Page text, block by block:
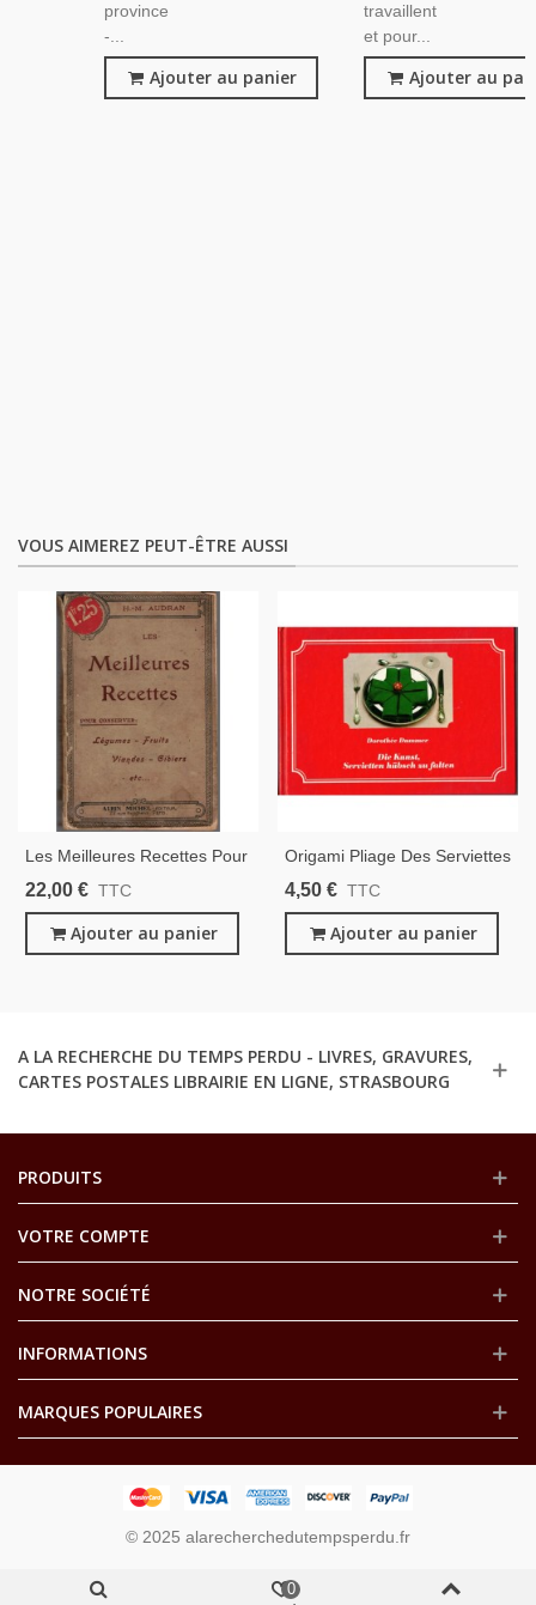
province
-...
Ajouter au panier
travaillent
et pour...
Ajouter au
VOUS AIMEREZ PEUT-ÊTRE AUSSI
Les Meilleures Recettes Pour
Conserver Légumes Fruits
Audran, 1905 - Recettes,
Cuisine Traditionnelle,
22,00 € TTC
Ajouter au panier
Origami Pliage Des Serviettes
- Die Kunst Servietten
Dummer, 1984 - Décoration,
Cuisine, Artisanat,
4,50 € TTC
Ajouter au panier
A LA RECHERCHE DU TEMPS PERDU - LIVRES, GRAVURES,
CARTES POSTALES LIBRAIRIE EN LIGNE, STRASBOURG
PRODUITS
VOTRE COMPTE
NOTRE SOCIÉTÉ
INFORMATIONS
MARQUES POPULAIRES
© 2025 alarecherchedutempsperdu.fr
0